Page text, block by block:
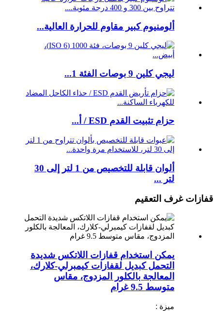
ألومنيوم كبير مقاوم للحرارة العالية...
ليجي كلين 9 بوصات الفئة 1...
حزام تثبيت القدم ESD / أ...
ألوان قابلة للتخصيص من 1 لتر إلى 30
لتر ...
قفازات غرف التعقيم
يمكن استخدام قفازات اللاتكس شديدة
التحمل كبديل لقفازات كيمبرلي-كلارك،
المعالجة بالكلور المزدوج، مقاس
متوسط ​​9.5 غرام
ميزة :